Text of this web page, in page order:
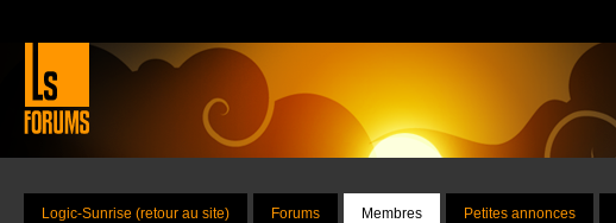
Logic-Sunrise (retour au site) Forums Membres Petites annonces